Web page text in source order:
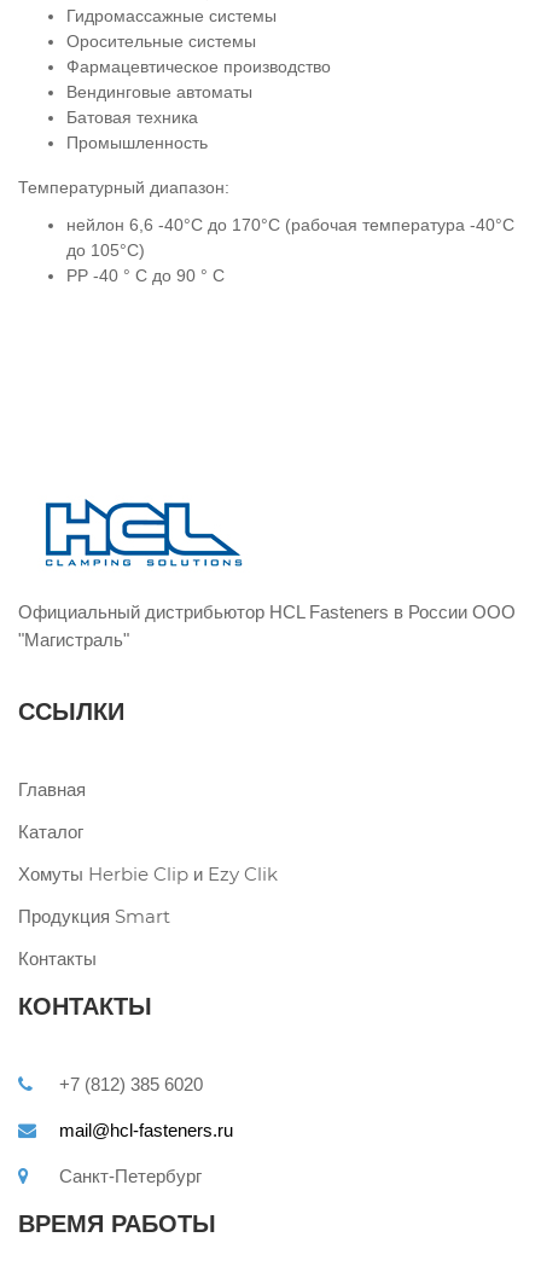
Гидромассажные системы
Оросительные системы
Фармацевтическое производство
Вендинговые автоматы
Батовая техника
Промышленность
Температурный диапазон:
нейлон 6,6 -40°C до 170°C (рабочая температура -40°C
до 105°C)
PP -40 ° C до 90 ° C
Официальный дистрибьютор HCL Fasteners в России ООО
"Магистраль"
ССЫЛКИ
Главная
Каталог
Хомуты Herbie Clip и Ezy Clik
Продукция Smart
Контакты
КОНТАКТЫ
+7 (812) 385 6020
mail@hcl-fasteners.ru
Санкт-Петербург
ВРЕМЯ РАБОТЫ